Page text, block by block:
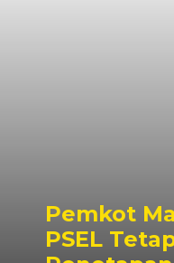
Pemkot
PSEL